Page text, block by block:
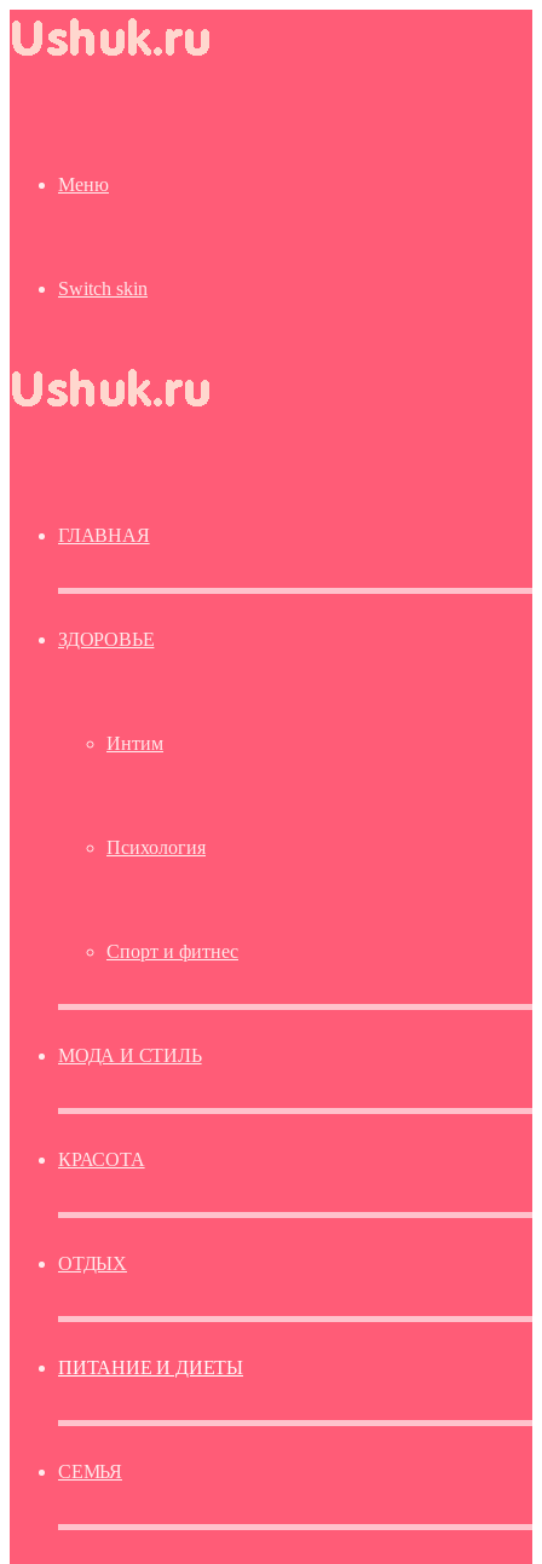
Меню
Switch skin
ГЛАВНАЯ
ЗДОРОВЬЕ
Интим
Психология
Спорт и фитнес
МОДА И СТИЛЬ
КРАСОТА
ОТДЫХ
ПИТАНИЕ И ДИЕТЫ
СЕМЬЯ